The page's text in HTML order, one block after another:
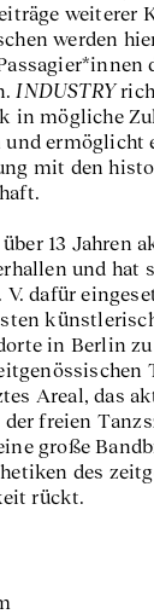
weiterer
werden
INDUSTRY
in mögliche
ermöglicht
mit den
13 Jahren
und hat
dafür
in Berlin
Areal, das
der freien
große
des
rückt.